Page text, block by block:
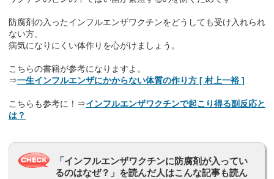
防腐剤の入ったインフルエンザワクチンをどうしても受け入れられ
ない方、
病気になりにくい体作りを心がけましょう。
こちらの書籍が参考になりますよ。
⇒一生インフルエンザにかからない体質の作り方 [ 村上一裕 ]
こちらも参考に！⇒インフルエンザワクチンで起こり得る副反応と
は？
「インフルエンザワクチンに防腐剤が入ってい
るのはなぜ？」を読んだ人はこんな記事も読ん